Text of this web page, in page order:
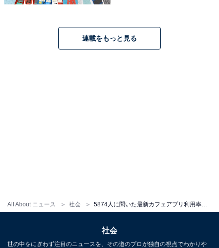
All About ニュース 社会
連載をもっと見る
社会
世の中をにぎわず注目のニュースを、その道のプロが独自の視点でわかりや